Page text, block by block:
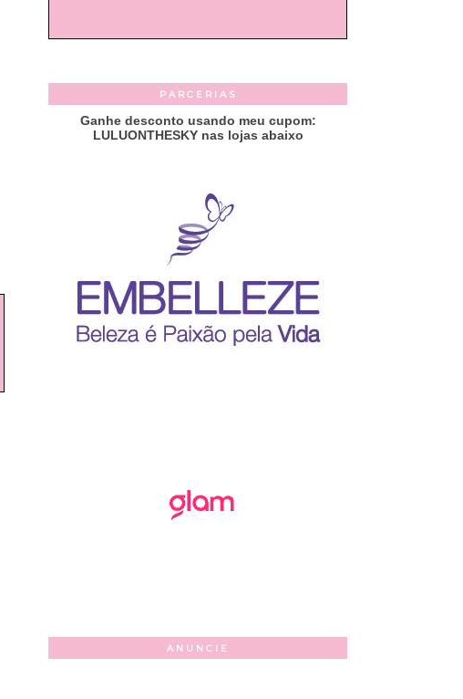
PARCERIAS
Ganhe desconto usando meu cupom:
LULUONTHESKY nas lojas abaixo
ANUNCIE